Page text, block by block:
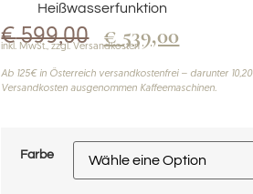
Heißwasserfunktion
€599,00 € 539,00
inkl. MwSt., zzgl. Versandkosten
Ab 125€ in Österreich versandkostenfrei – darunter
Versandkosten ausgenommen Kaffeemaschinen.
Farbe